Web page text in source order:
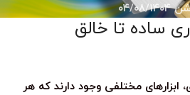
۰۸/۱۴۰۴
ساده تا خالق
مختلفی وجود دارند که هر